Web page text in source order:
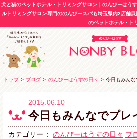
犬と猫のペットホテル・トリミングサロン｜のんびーはう
ルトリミングサロン専門ののんびースパも埼玉県内2店舗
のペットホテル・ト
トップ > ブログ > のんびーはうすの日々 > 今日もみんな
2015.06.10
今日もみんなでプレ
カテゴリー： のんびーはうすの日々 ブ